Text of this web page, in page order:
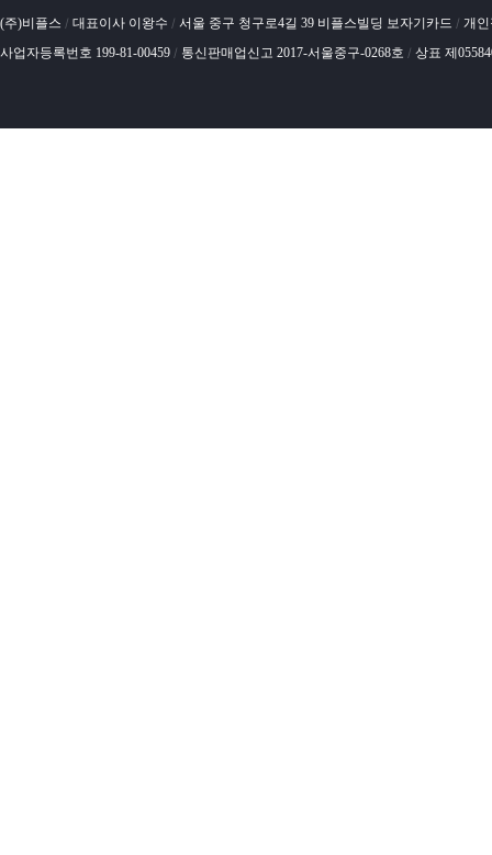
(주)비플스 / 대표이사 이왕수 / 서울 중구 청구로4길 39 비플스빌딩 보자기카드 / 개
사업자등록번호 199-81-00459 / 통신판매업신고 2017-서울중구-0268호 / 상표 제